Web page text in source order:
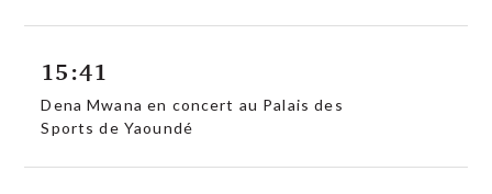
15:41
Dena Mwana en concert au Palais des
Sports de Yaoundé